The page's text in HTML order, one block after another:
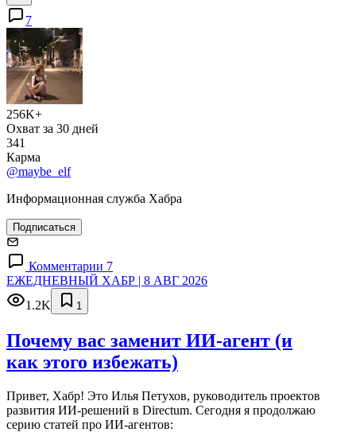
7
256K+
Охват за 30 дней
341
Карма
@maybe_elf
Информационная служба Хабра
Подписаться
Комментарии 7
ЕЖЕДНЕВНЫЙ ХАБР | 8 АВГ 2026
1.2K
1
Почему вас заменит ИИ‑агент (и
как этого избежать)
Привет, Хабр! Это Илья Петухов, руководитель проектов
развития ИИ-решений в Directum. Сегодня я продолжаю
серию статей про ИИ-агентов: